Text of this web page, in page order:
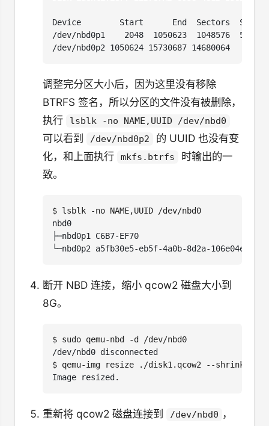
调整完分区大小后，因为这里没有移除
BTRFS 签名，所以分区的文件没有被删除，
执行
lsblk -no NAME,UUID /dev/nbd0
可以看到 /dev/nbd0p2
的 UUID 也没有变
化，和上面执行
mkfs.btrfs
时输出的一
致。
$
lsblk -no NAME,UUID /dev/nbd0
nbd0
├─nbd0p1 C6B7-EF70
断开 NBD 连接，缩小 qcow2 磁盘大小到
8G。
$
sudo qemu-nbd -d /dev/nbd0
$
重新将 qcow2 磁盘连接到 /dev/nbd0 ，